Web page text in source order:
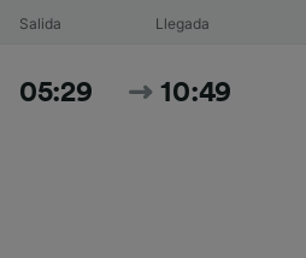
Salida Llegada
05:29 10:49